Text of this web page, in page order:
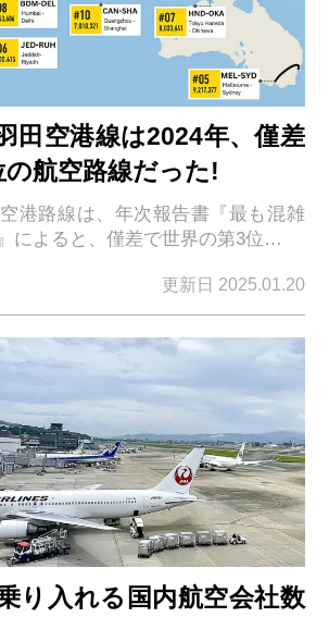
田空港線は2024年、僅差
航空路線だった!
港路線は、年次報告書『最も混雑
によると、僅差で世界の第3位…
更新日 2025.01.20
り入れる国内航空会社数